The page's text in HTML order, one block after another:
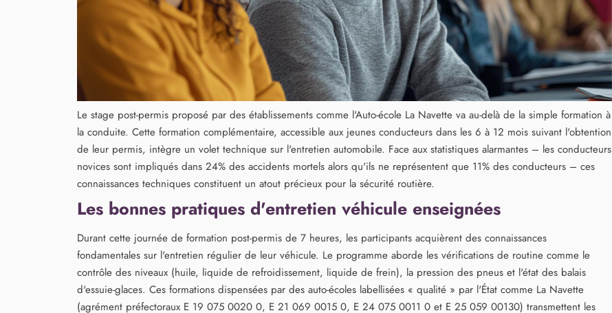
Le stage post-permis proposé par des établissements comme l'Auto-école La Navette va au-delà de la simple formation à
la conduite. Cette formation complémentaire, accessible aux jeunes conducteurs dans les 6 à 12 mois suivant l'obtention
de leur permis, intègre un volet technique sur l'entretien automobile. Face aux statistiques alarmantes – les conducteurs
novices sont impliqués dans 24% des accidents mortels alors qu'ils ne représentent que 11% des conducteurs – ces
connaissances techniques constituent un atout précieux pour la sécurité routière.
Les bonnes pratiques d'entretien véhicule enseignées
Durant cette journée de formation post-permis de 7 heures, les participants acquièrent des connaissances
fondamentales sur l'entretien régulier de leur véhicule. Le programme aborde les vérifications de routine comme le
contrôle des niveaux (huile, liquide de refroidissement, liquide de frein), la pression des pneus et l'état des balais
d'essuie-glaces. Ces formations dispensées par des auto-écoles labellisées « qualité » par l'État comme La Navette
(agrément préfectoraux E 19 075 0020 0, E 21 069 0015 0, E 24 075 0011 0 et E 25 059 00130) transmettent les